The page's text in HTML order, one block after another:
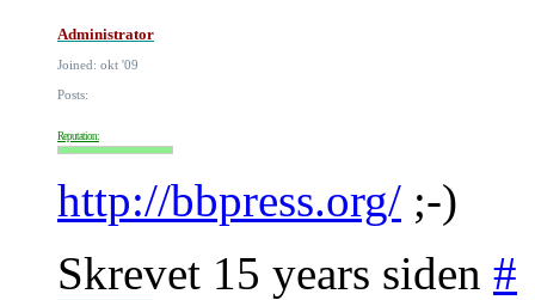
Administrator
Joined: okt '09
Posts:
Reputation:
http://bbpress.org/ ;-)
Skrevet 15 years siden #